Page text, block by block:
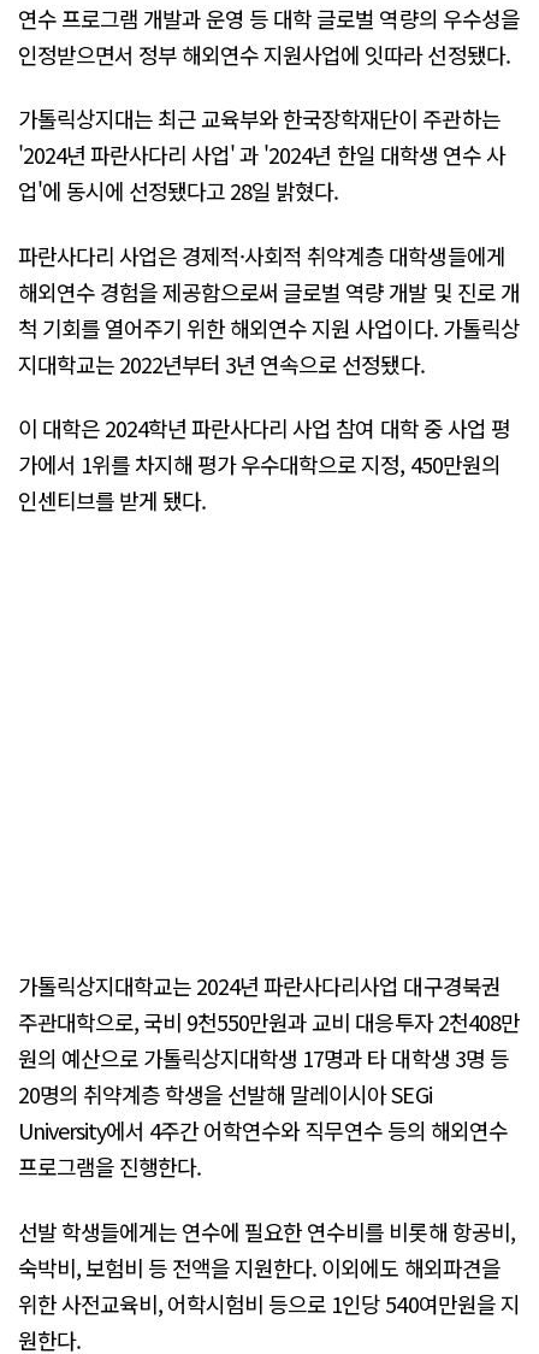
연수 프로그램 개발과 운영 등 대학 글로벌 역량의 우수성을
인정받으면서 정부 해외연수 지원사업에 잇따라 선정됐다.
가톨릭상지대는 최근 교육부와 한국장학재단이 주관하는
'2024년 파란사다리 사업' 과 '2024년 한일 대학생 연수 사
업'에 동시에 선정됐다고 28일 밝혔다.
파란사다리 사업은 경제적·사회적 취약계층 대학생들에게
해외연수 경험을 제공함으로써 글로벌 역량 개발 및 진로 개
척 기회를 열어주기 위한 해외연수 지원 사업이다. 가톨릭상
지대학교는 2022년부터 3년 연속으로 선정됐다.
이 대학은 2024학년 파란사다리 사업 참여 대학 중 사업 평
가에서 1위를 차지해 평가 우수대학으로 지정, 450만원의
인센티브를 받게 됐다.
가톨릭상지대학교는 2024년 파란사다리사업 대구경북권
주관대학으로, 국비 9천550만원과 교비 대응투자 2천408만
원의 예산으로 가톨릭상지대학생 17명과 타 대학생 3명 등
20명의 취약계층 학생을 선발해 말레이시아 SEGi
University에서 4주간 어학연수와 직무연수 등의 해외연수
프로그램을 진행한다.
선발 학생들에게는 연수에 필요한 연수비를 비롯해 항공비,
숙박비, 보험비 등 전액을 지원한다. 이외에도 해외파견을
위한 사전교육비, 어학시험비 등으로 1인당 540여만원을 지
원한다.